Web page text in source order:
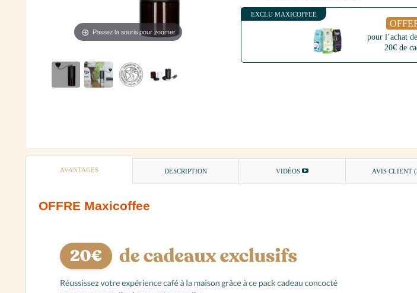
Passez la souris pour zoomer
EXCLU MAXICOFFEE
pour l’achat
20€ de
AVANTAGES DESCRIPTION VIDÉOS AVIS CLIENT
OFFRE Maxicoffee